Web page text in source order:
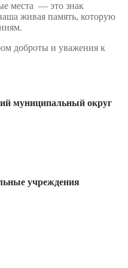
места — это знак
живая память, которую
доброты и уважения к
муниципальный округ
учреждения